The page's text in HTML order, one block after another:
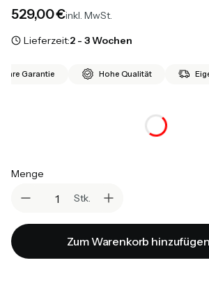
Preis
529,00 €inkl. MwSt.
Lieferzeit:2 - 3 Wochen
Garantie Hohe Qualität
Menge
Stk.
Zum Warenkorb hinzufügen